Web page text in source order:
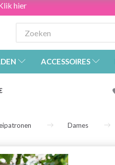
hier
ACCESSOIRES
Dames